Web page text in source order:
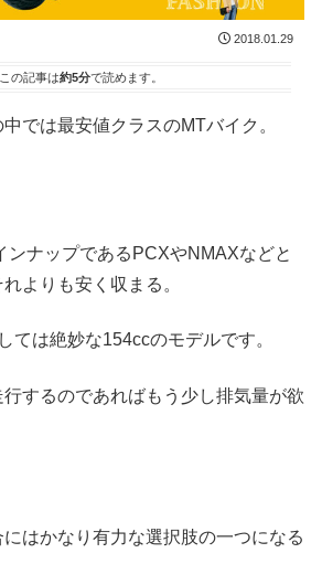
2018.01.29
この記事は約5分で読めます。
では最安値クラスのMTバイク。
ンナップであるPCXやNMAXなどと
よりも安く収まる。
ては絶妙な154ccのモデルです。
するのであればもう少し排気量が欲
はかなり有力な選択肢の一つになる